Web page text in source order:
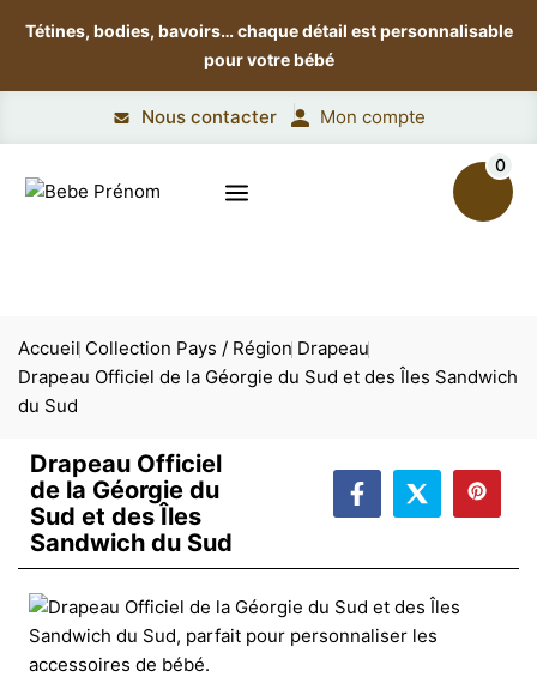
Tétines, bodies, bavoirs…chaque détail est personnalisable
pour votre bébé
Nous contacter Mon compte
0
Accueil Collection Pays / Région Drapeau
Drapeau Officiel de la Géorgie du Sud et des Îles Sandwich
du Sud
Drapeau Officiel
de la Géorgie du
Sud et des Îles
Sandwich du Sud